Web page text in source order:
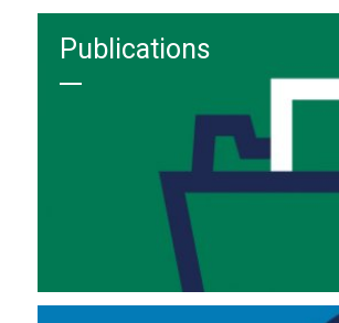
Publications